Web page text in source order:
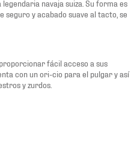
navaja suiza. Su forma es
y acabado suave al tacto, se
fácil acceso a sus
con un ori-cio para el pulgar y así
y zurdos.